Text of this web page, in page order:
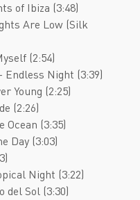
of Ibiza (3:48)
Are Low (Silk
(2:54)
Endless Night (3:39)
Young (2:25)
(2:26)
Ocean (3:35)
Day (3:03)
Night (3:22)
del Sol (3:30)